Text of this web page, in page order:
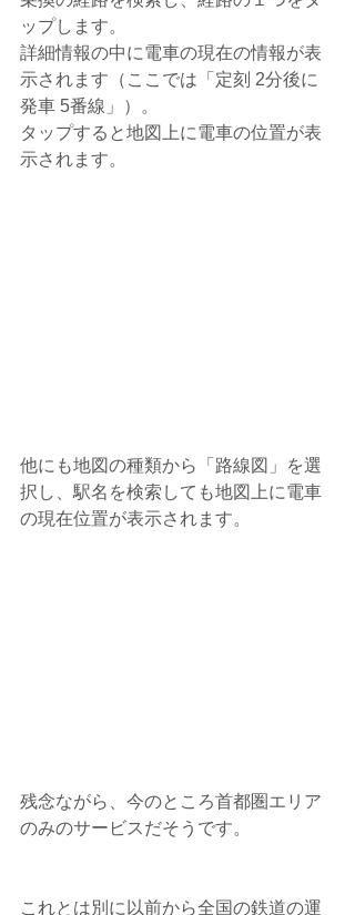
ップします。
詳細情報の中に電車の現在の情報が表
示されます（ここでは「定刻 2分後に
発車 5番線」）。
タップすると地図上に電車の位置が表
示されます。
他にも地図の種類から「路線図」を選
択し、駅名を検索しても地図上に電車
の現在位置が表示されます。
残念ながら、今のところ首都圏エリア
のみのサービスだそうです。
これとは別に以前から全国の鉄道の運